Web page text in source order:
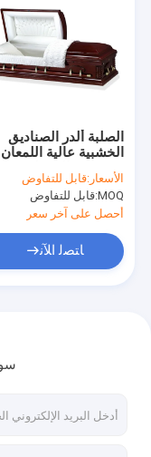
الصلبة ألدر الصناديق
الخشبية عالية اللمعان
مساحة كبيرة الداخلية
الأسعار:قابل للتفاوض
MOQ: قابل للتفاوض
أحصل على آخر سعر
ﺎﺘﺼﻟ ﺍﻶﻧ